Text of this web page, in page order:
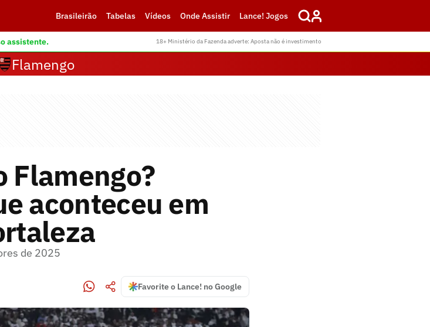
Brasileirão Tabelas Vídeos Onde Assistir Lance! Jogos
assistente. 18+ Ministério da Fazenda adverte: Aposta não é investimento
Flamengo
Flamengo?
aconteceu em
de 2025
Favorite o Lance! no Google